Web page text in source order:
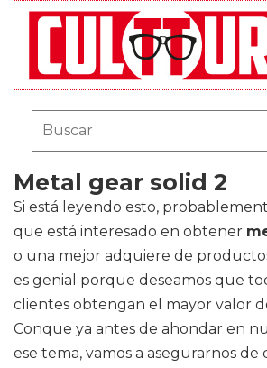
Metal gear solid 2
Si está leyendo esto,
que está interesado en obtener
o una mejor adquiere de
es genial porque deseamos que
clientes obtengan el mayor valor
Conque ya antes de ahondar en
ese tema, vamos a asegurarnos